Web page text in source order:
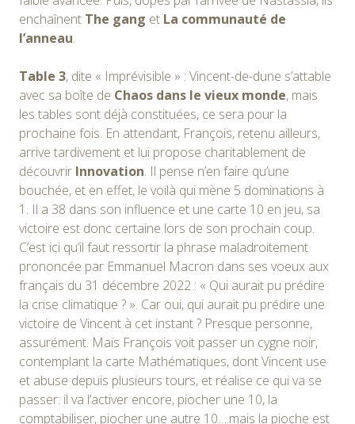
enchaînent The gang et La communauté de
l’anneau.
Table 3, dite « Imprévisible » : Vincent-de-dune s’attable
avec sa boîte de Chaos dans le vieux monde, mais
les tables sont déjà constituées, ce sera pour la
prochaine fois. En attendant, François, retenu ailleurs,
arrive tardivement et lui propose charitablement de
découvrir Innovation. Il pense n’en faire qu’une
bouchée, et en effet, le voilà qui mène 5 dominations à
1. Il a 38 dans son influence et une carte 10 en jeu, sa
victoire est donc certaine lors de son prochain coup.
C’est ici qu’il faut ressortir la phrase maladroitement
prononcée par Emmanuel Macron dans ses voeux aux
français du 31 décembre 2022 : « Qui aurait pu prédire
la crise climatique ? ». Car oui, qui aurait pu prédire une
victoire de Vincent à cet instant ? Presque personne,
assurément. Mais François voit passer un cygne noir,
contemplant la carte Mathématiques, dont Vincent use
et abuse depuis plusieurs tours, et réalise ce qui va se
passer: il va l’activer encore, piocher une 10, la
comptabiliser, piocher une autre 10….mais la pioche est